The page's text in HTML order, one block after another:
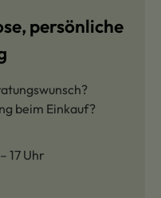
persönliche
beim Einkauf?
17 Uhr